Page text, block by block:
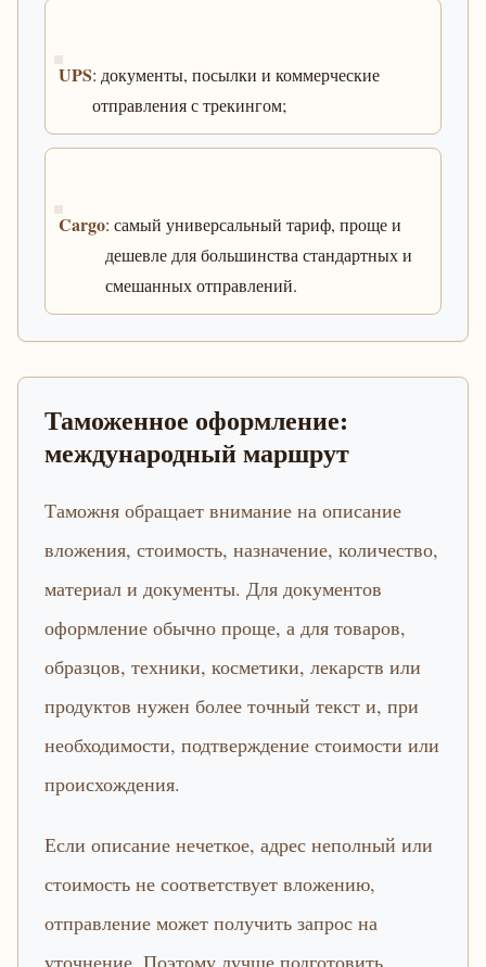
UPS: документы, посылки и коммерческие
отправления с трекингом;
Cargo: самый универсальный тариф, проще и
дешевле для большинства стандартных и
смешанных отправлений.
Таможенное оформление:
международный маршрут
Таможня обращает внимание на описание
вложения, стоимость, назначение, количество,
материал и документы. Для документов
оформление обычно проще, а для товаров,
образцов, техники, косметики, лекарств или
продуктов нужен более точный текст и, при
необходимости, подтверждение стоимости или
происхождения.
Если описание нечеткое, адрес неполный или
стоимость не соответствует вложению,
отправление может получить запрос на
уточнение. Поэтому лучше подготовить